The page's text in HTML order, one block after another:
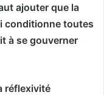
ajouter que la
conditionne toutes
à se gouverner
réflexivité